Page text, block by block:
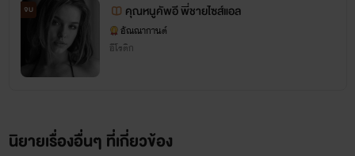
จบ คุณหนูคัพอี พี่ชายไซส์แอล
อัณณากานต์
อีโรติก
นิยายเรื่องอื่นๆ ที่เกี่ยวข้อง